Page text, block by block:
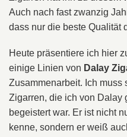
Auch nach fast zwanzig
dass nur die beste Qualität
Heute präsentiere ich hier
einige Linien von Dalay
Zusammenarbeit. Ich muss
Zigarren, die ich von Dalay
begeistert war. Er ist nicht
kenne, sondern er weiß